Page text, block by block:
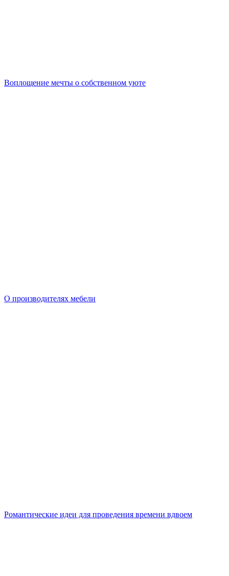
Воплощение мечты о собственном уюте
О производителях мебели
Романтические идеи для проведения времени вдвоем